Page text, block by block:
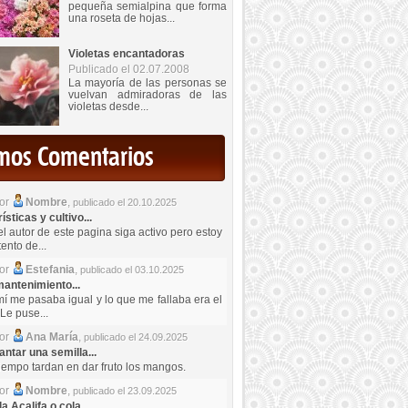
pequeña semialpina que forma
una roseta de hojas...
Violetas encantadoras
Publicado el 02.07.2008
La mayoría de las personas se
vuelvan admiradoras de las
violetas desde...
Comentarios
Nombre, publicado el 20.10.2025
y cultivo...
autor de este pagina siga activo pero estoy
de...
Estefania, publicado el 03.10.2025
me pasaba igual y lo que me fallaba era el
puse...
Ana María, publicado el 24.09.2025
una semilla...
tardan en dar fruto los mangos.
Nombre, publicado el 23.09.2025